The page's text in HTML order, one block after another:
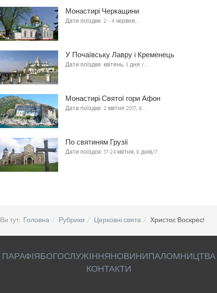
Монастирі Черкащини
Дати поїздки: 2 - 4 червня,…
У Почаївську Лавру і Кременець
Дати поїздки: квітень, 3 дня /…
Монастирі Святої гори Афон
Дата поїздки: 2 квітня 2017, 8…
По святиням Грузії
Дати поїздок: 17-24 квітня, 8 днів/7…
Ви тут: Головна Рубрики Церковні свята Христос Воскрес!
ПАРАФІЯБОГОСЛУЖІННЯНОВИНИПАЛОМНИЦТВА
КОНТАКТИ